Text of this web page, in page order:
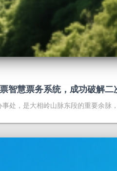
智慧票务系统，成功破解
处，是大相岭山脉东段的重要余脉